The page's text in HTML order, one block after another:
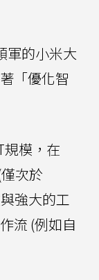
軍的小米大
「優化智
模，在
次於
強大的工
流 (例如自